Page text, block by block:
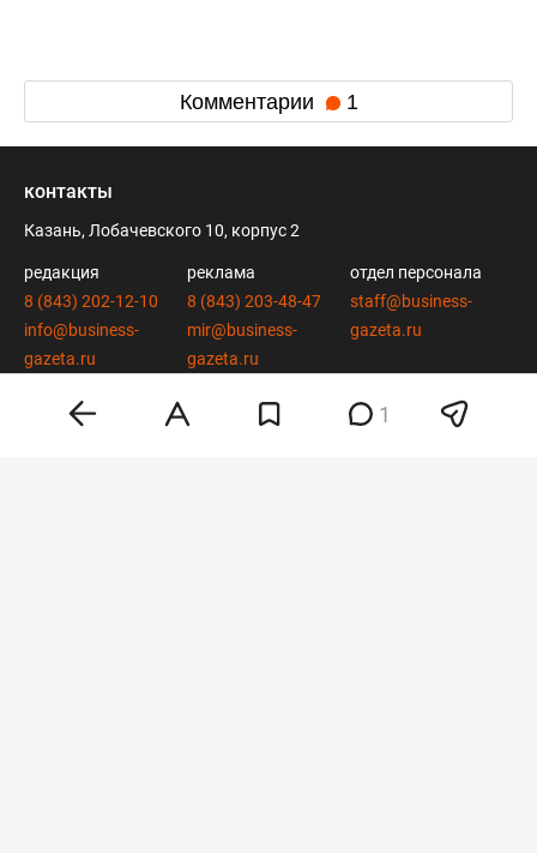
Комментарии 1
1
контакты
Казань, Лобачевского 10, корпус 2
редакция
8 (843) 202-12-10
info@business-
gazeta.ru
реклама
8 (843) 203-48-47
mir@business-
gazeta.ru
отдел персонала
staff@business-
gazeta.ru